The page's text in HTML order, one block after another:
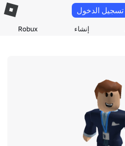
إنشاء Robux
تسجيل الدخول